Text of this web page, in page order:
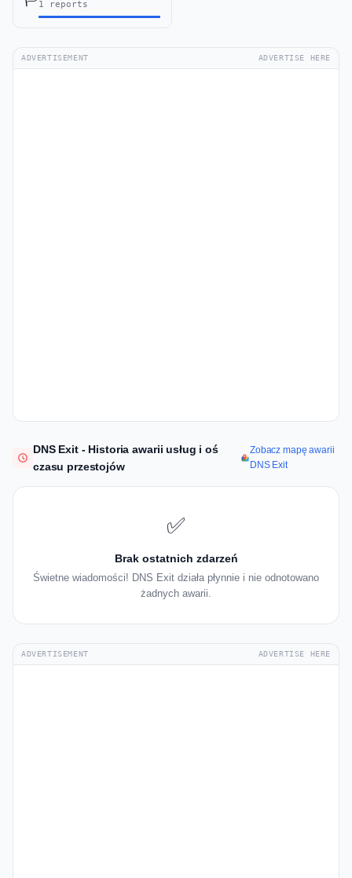
1 reports
ADVERTISEMENT ADVERTISE HERE
DNS Exit - Historia awarii usług i oś
czasu przestojów
Zobacz mapę awarii
DNS Exit
✅
Brak ostatnich zdarzeń
Świetne wiadomości! DNS Exit działa płynnie i nie odnotowano
żadnych awarii.
ADVERTISEMENT ADVERTISE HERE